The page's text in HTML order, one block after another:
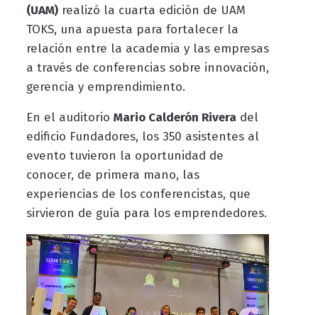
(UAM)realizó la cuarta edición de UAM
TOKS, una apuesta para fortalecer la
relación entre la academia y las empresas
a través de conferencias sobre innovación,
gerencia y emprendimiento.
En el auditorio Mario Calderón Riveradel
edificio Fundadores, los 350 asistentes al
evento tuvieron la oportunidad de
conocer, de primera mano, las
experiencias de los conferencistas, que
sirvieron de guía para los emprendedores.